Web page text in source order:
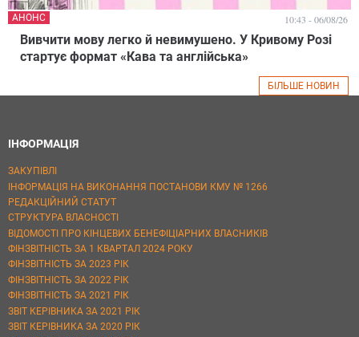
Вивчити мову легко й невимушено. У Кривому Розі
стартує формат «Кава та англійська»
АНОНС 10:43 - 06/08/26
БІЛЬШЕ НОВИН
ІНФОРМАЦІЯ
ЗАКУПІВЛІ
ІНФОРМАЦІЯ НА ВИКОНАННЯ ПОСТАНОВИ КМУ № 1266
РЕДАКЦІЙНИЙ СТАТУТ
СТРУКТУРА ВЛАСНОСТІ
ВІДОМОСТІ ПРО КІНЦЕВИХ БЕНЕФІЦІАРНИХ ВЛАСНИКІВ
ФІНЗВІТНІСТЬ ЗА 1 КВАРТАЛ 2024 РОКУ
ФІНЗВІТНІСТЬ ЗА 2023 РІК
ФІНЗВІТНІСТЬ ЗА 2022 РІК
ФІНЗВІТНІСТЬ ЗА 2021 РІК
ЗВІТ КЕРІВНИКА ЗА 2021 РІК
ЗВІТ КЕРІВНИКА ЗА 2020 РІК